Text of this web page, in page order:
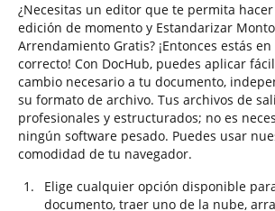
¿Necesitas un editor que te permita
edición de momento y Estandarizar
Arrendamiento Gratis? ¡Entonces estás
correcto! Con DocHub, puedes aplicar
cambio necesario a tu documento,
su formato de archivo. Tus archivos de
profesionales y estructurados; no es
ningún software pesado. Puedes usar
comodidad de tu navegador.
Elige cualquier opción disponible
documento, traer uno de la nube,